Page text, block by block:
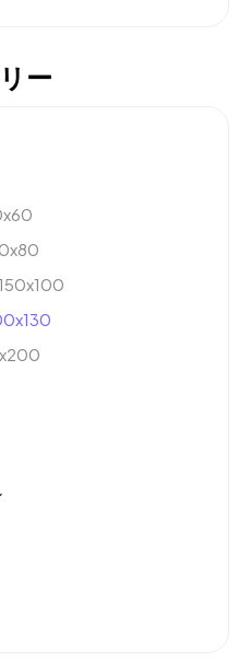
ー